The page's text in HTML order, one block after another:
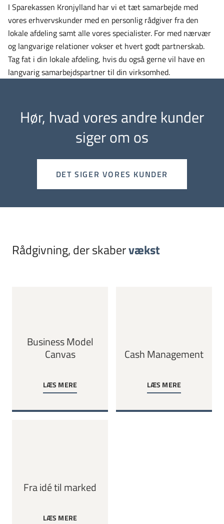
I Sparekassen Kronjylland har vi et tæt samarbejde med
vores erhvervskunder med en personlig rådgiver fra den
lokale afdeling samt alle vores specialister. For med nærvær
og langvarige relationer vokser et hvert godt partnerskab.
Tag fat i din lokale afdeling, hvis du også gerne vil have en
langvarig samarbejdspartner til din virksomhed.
Hør, hvad vores andre kunder
siger om os
DET SIGER VORES KUNDER
Rådgivning, der skabervækst
Business Model
Canvas
LÆS MERE
Cash Management
LÆS MERE
Fra idé til marked
LÆS MERE